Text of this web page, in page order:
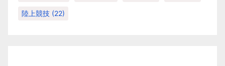
陸上競技 (22)